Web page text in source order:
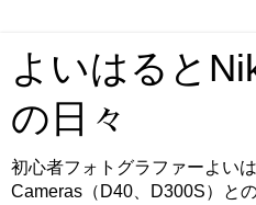
よいはると
の日々
初心者フォトグラファーよい
Cameras（D40、D300S）との